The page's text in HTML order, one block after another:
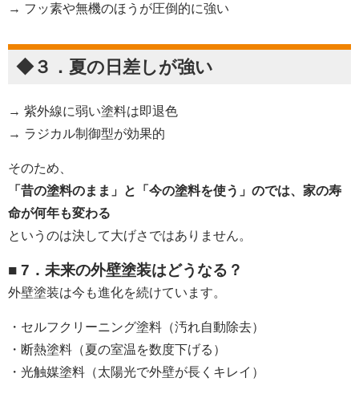
→ フッ素や無機のほうが圧倒的に強い
◆３．夏の日差しが強い
→ 紫外線に弱い塗料は即退色
→ ラジカル制御型が効果的
そのため、
「昔の塗料のまま」と「今の塗料を使う」のでは、家の寿
命が何年も変わる
というのは決して大げさではありません。
■ 7．未来の外壁塗装はどうなる？
外壁塗装は今も進化を続けています。
・セルフクリーニング塗料（汚れ自動除去）
・断熱塗料（夏の室温を数度下げる）
・光触媒塗料（太陽光で外壁が長くキレイ）